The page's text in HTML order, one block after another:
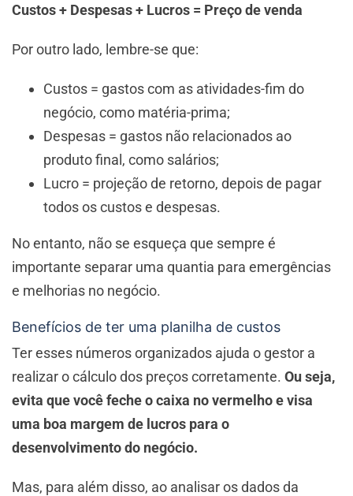
Custos + Despesas + Lucros = Preço de venda
Por outro lado, lembre-se que:
Custos = gastos com as atividades-fim do
negócio, como matéria-prima;
Despesas = gastos não relacionados ao
produto final, como salários;
Lucro = projeção de retorno, depois de pagar
todos os custos e despesas.
No entanto, não se esqueça que sempre é
importante separar uma quantia para emergências
e melhorias no negócio.
Benefícios de ter uma planilha de custos
Ter esses números organizados ajuda o gestor a
realizar o cálculo dos preços corretamente. Ou seja,
evita que você feche o caixa no vermelho e visa
uma boa margem de lucros para o
desenvolvimento do negócio.
Mas, para além disso, ao analisar os dados da